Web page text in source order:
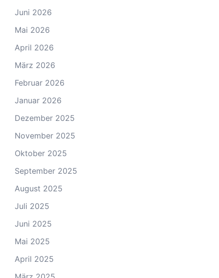
Juni 2026
Mai 2026
April 2026
März 2026
Februar 2026
Januar 2026
Dezember 2025
November 2025
Oktober 2025
September 2025
August 2025
Juli 2025
Juni 2025
Mai 2025
April 2025